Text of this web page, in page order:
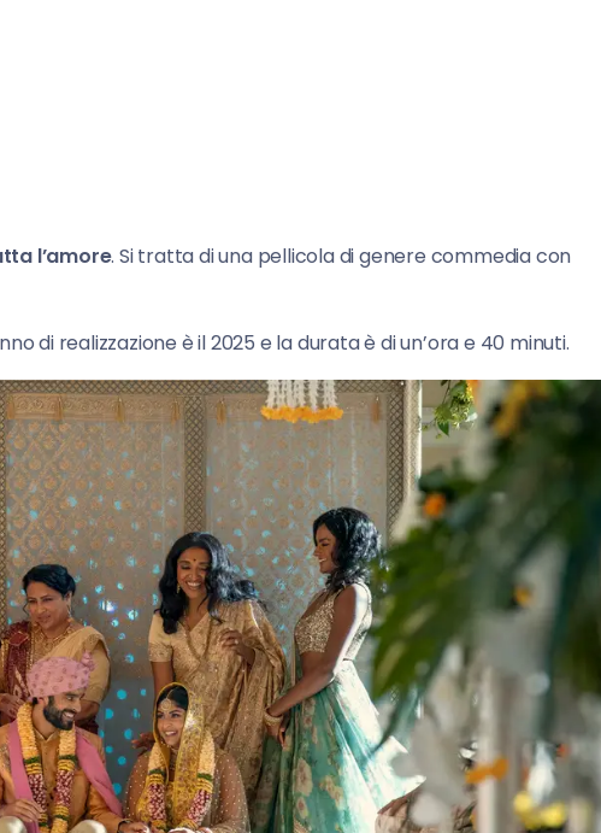
l’amore. Si tratta di una pellicola di genere commedia con
di realizzazione è il 2025 e la durata è di un’ora e 40 minuti.